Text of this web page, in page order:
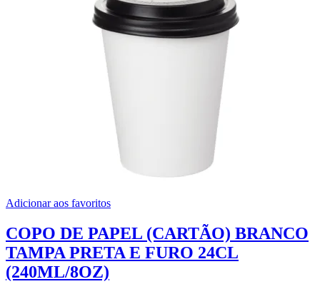
Adicionar aos favoritos
COPO DE PAPEL (CARTÃO) BRANCO
TAMPA PRETA E FURO 24CL
(240ML/8OZ)